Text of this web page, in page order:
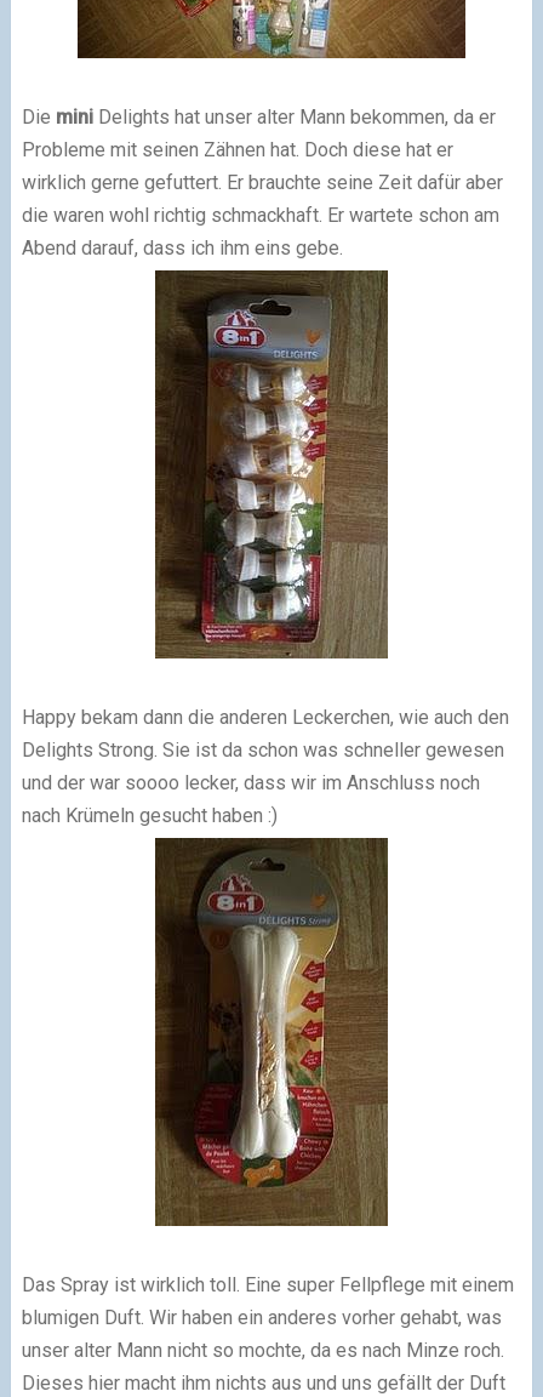
Die miniDelights hat unser alter Mann bekommen, da er
Probleme mit seinen Zähnen hat. Doch diese hat er
wirklich gerne gefuttert. Er brauchte seine Zeit dafür aber
die waren wohl richtig schmackhaft. Er wartete schon am
Abend darauf, dass ich ihm eins gebe.
Happy bekam dann die anderen Leckerchen, wie auch den
Delights Strong. Sie ist da schon was schneller gewesen
und der war soooo lecker, dass wir im Anschluss noch
nach Krümeln gesucht haben :)
Das Spray ist wirklich toll. Eine super Fellpflege mit einem
blumigen Duft. Wir haben ein anderes vorher gehabt, was
unser alter Mann nicht so mochte, da es nach Minze roch.
Dieses hier macht ihm nichts aus und uns gefällt der Duft